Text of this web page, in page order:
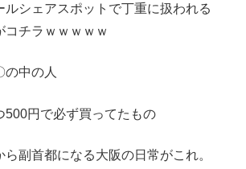
ルシェアスポットで丁重に扱われる
コチラｗｗｗｗｗ
の中の人
500円で必ず買ってたもの
ら副首都になる大阪の日常がこれ。